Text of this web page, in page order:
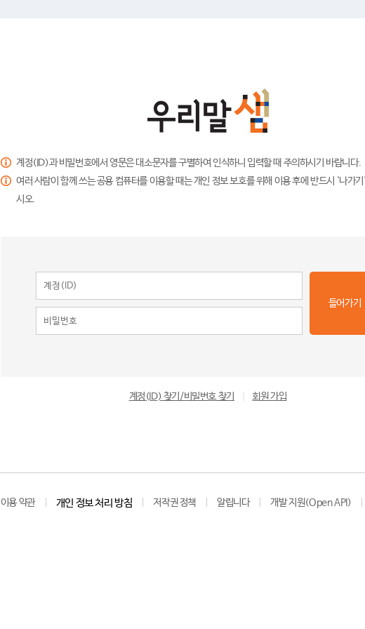
계정(ID)과 비밀번호에서 영문은 대소문자를 구별하여 인식하니 입력할 때 주의하시기 바랍니다.
여러 사람이 함께 쓰는 공용 컴퓨터를 이용할 때는 개인 정보 보호를 위해 이용 후에 반드시 '나가
시오.
들어가기
계정(ID) 찾기/비밀번호 찾기 회원 가입
이용 약관 개인 정보 처리 방침 저작권 정책 알립니다 개발 지원(Open API)